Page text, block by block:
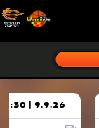
9.9.26 | 18:30